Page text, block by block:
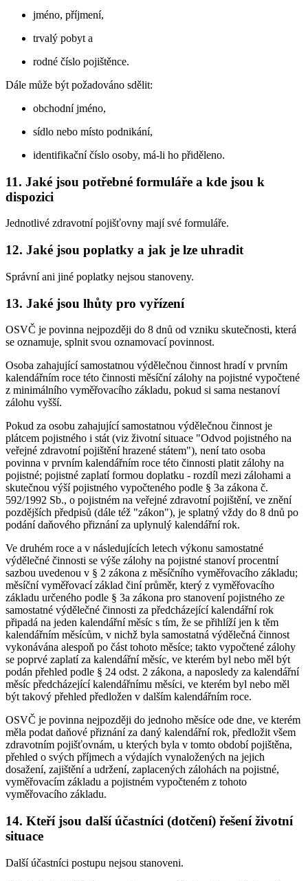
jméno, příjmení,
trvalý pobyt a
rodné číslo pojištěnce.
Dále může být požadováno sdělit:
obchodní jméno,
sídlo nebo místo podnikání,
identifikační číslo osoby, má-li ho přiděleno.
11. Jaké jsou potřebné formuláře a kde jsou k
dispozici
Jednotlivé zdravotní pojišťovny mají své formuláře.
12. Jaké jsou poplatky a jak je lze uhradit
Správní ani jiné poplatky nejsou stanoveny.
13. Jaké jsou lhůty pro vyřízení
OSVČ je povinna nejpozději do 8 dnů od vzniku skutečnosti, která
se oznamuje, splnit svou oznamovací povinnost.
Osoba zahajující samostatnou výdělečnou činnost hradí v prvním
kalendářním roce této činnosti měsíční zálohy na pojistné vypočtené
z minimálního vyměřovacího základu, pokud si sama nestanoví
zálohu vyšší.
Pokud za osobu zahajující samostatnou výdělečnou činnost je
plátcem pojistného i stát (viz životní situace "Odvod pojistného na
veřejné zdravotní pojištění hrazené státem"), není tato osoba
povinna v prvním kalendářním roce této činnosti platit zálohy na
pojistné; pojistné zaplatí formou doplatku - rozdíl mezi zálohami a
skutečnou výší pojistného vypočteného podle § 3a zákona č.
592/1992 Sb., o pojistném na veřejné zdravotní pojištění, ve znění
pozdějších předpisů (dále též "zákon"), je splatný vždy do 8 dnů po
podání daňového přiznání za uplynulý kalendářní rok.
Ve druhém roce a v následujících letech výkonu samostatné
výdělečné činnosti se výše zálohy na pojistné stanoví procentní
sazbou uvedenou v § 2 zákona z měsíčního vyměřovacího základu;
měsíční vyměřovací základ činí průměr, který z vyměřovacího
základu určeného podle § 3a zákona pro stanovení pojistného ze
samostatné výdělečné činnosti za předcházející kalendářní rok
připadá na jeden kalendářní měsíc s tím, že se přihlíží jen k těm
kalendářním měsícům, v nichž byla samostatná výdělečná činnost
vykonávána alespoň po část tohoto měsíce; takto vypočtené zálohy
se poprvé zaplatí za kalendářní měsíc, ve kterém byl nebo měl být
podán přehled podle § 24 odst. 2 zákona, a naposledy za kalendářní
měsíc předcházející kalendářnímu měsíci, ve kterém byl nebo měl
být takový přehled předložen v dalším kalendářním roce.
OSVČ je povinna nejpozději do jednoho měsíce ode dne, ve kterém
měla podat daňové přiznání za daný kalendářní rok, předložit všem
zdravotním pojišťovnám, u kterých byla v tomto období pojištěna,
přehled o svých příjmech a výdajích vynaložených na jejich
dosažení, zajištění a udržení, zaplacených zálohách na pojistné,
vyměřovacím základu a pojistném vypočteném z tohoto
vyměřovacího základu.
14. Kteří jsou další účastníci (dotčení) řešení životní
situace
Další účastníci postupu nejsou stanoveni.